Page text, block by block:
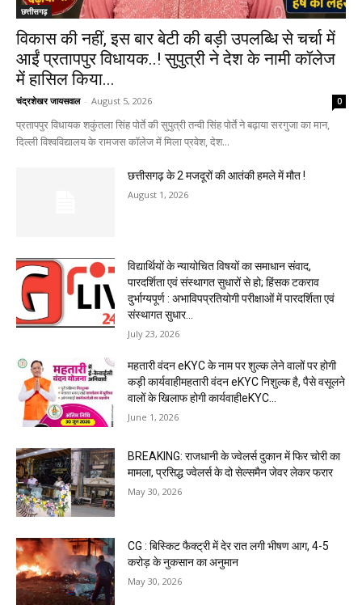
छत्तीसगढ़
विकास की नहीं, इस बार बेटी की बड़ी उपलब्धि से चर्चा में
आईं प्रतापपुर विधायक..! सुपुत्री ने देश के नामी कॉलेज
में हासिल किया...
चंद्रशेखर जायसवाल - August 5, 2026 0
प्रतापपुर विधायक शकुंतला सिंह पोर्ते की सुपुत्री तन्वी सिंह पोर्ते ने बढ़ाया सरगुजा का मान,
दिल्ली विश्वविद्यालय के रामजस कॉलेज में मिला प्रवेश, देश...
छत्तीसगढ़ के 2 मजदूरों की आतंकी हमले में मौत !
August 1, 2026
विद्यार्थियों के न्यायोचित विषयों का समाधान संवाद,
पारदर्शिता एवं संस्थागत सुधारों से हो; हिंसक टकराव
दुर्भाग्यपूर्ण : अभाविपप्रतियोगी परीक्षाओं में पारदर्शिता एवं
संस्थागत सुधार...
July 23, 2026
महतारी वंदन eKYC के नाम पर शुल्क लेने वालों पर होगी
कड़ी कार्यवाहीमहतारी वंदन eKYC निशुल्क है, पैसे वसूलने
वालों के खिलाफ होगी कार्यवाहीeKYC...
June 1, 2026
BREAKING: राजधानी के ज्वेलर्स दुकान में फिर चोरी का
मामला, प्रसिद्ध ज्वेलर्स के दो सेल्समैन जेवर लेकर फरार
May 30, 2026
CG : बिस्किट फैक्ट्री में देर रात लगी भीषण आग, 4-5
करोड़ के नुकसान का अनुमान
May 30, 2026